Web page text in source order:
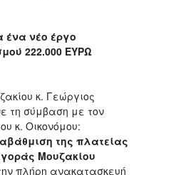
ένα νέο έργο
222.000 ΕΥΡΩ
κ. Γεώργιος
τη σύμβαση με τον
κ. Οικονόμου:
της πλατείας
Μουζακίου
πλήρη ανακατασκευή